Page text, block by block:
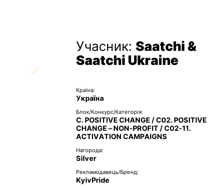
Учасник: Saatchi &
Saatchi Ukraine
Країна:
Україна
Блок/Конкурс/Категорія:
C. POSITIVE CHANGE / C02. POSITIVE
CHANGE – NON-PROFIT / C02-11.
ACTIVATION CAMPAIGNS
Нагорода:
Silver
Рекламодавець/Бренд:
KyivPride